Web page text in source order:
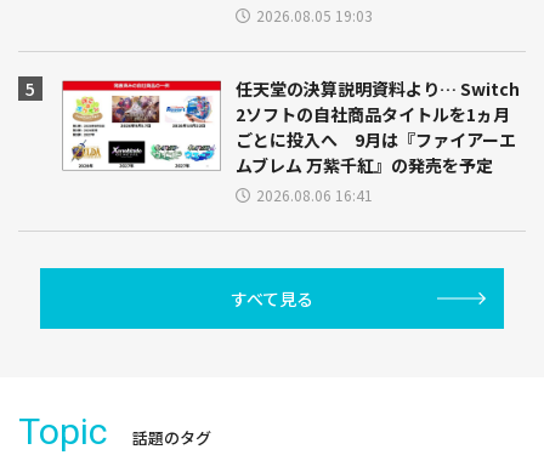
2026.08.05 19:03
任天堂の決算説明資料より… Switch
2ソフトの自社商品タイトルを1ヵ月
ごとに投入へ 9月は『ファイアーエ
ムブレム 万紫千紅』の発売を予定
2026.08.06 16:41
すべて見る
Topic 話題のタグ